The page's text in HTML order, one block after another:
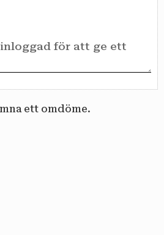
ett omdöme.